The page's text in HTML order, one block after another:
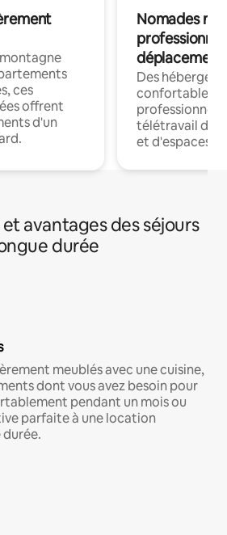
ces
offrent
d'un
Nomades
déplacement
Des
confortables
professionnels
télétravail
et d'espaces
avantages des séjours
durée
meublés avec une cuisine,
dont vous avez besoin pour
pendant un mois ou
parfaite à une location